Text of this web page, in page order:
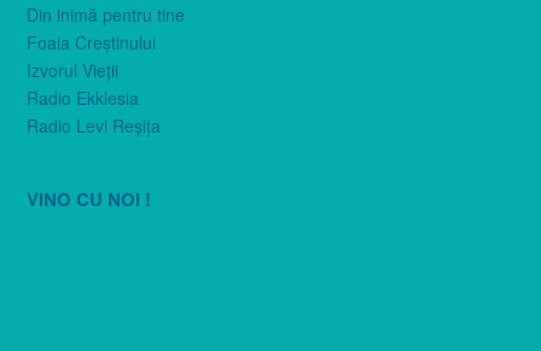
Din inimă pentru tine
Foaia Creştinului
Izvorul Vieţii
Radio Ekklesia
Radio Levi Reşiţa
VINO CU NOI !